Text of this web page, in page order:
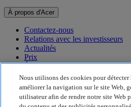
À propos d'Acer
Contactez-nous
Relations avec les investisseurs
Actualités
Prix
Événements
Développement durable
Développement durable
Nous utilisons des cookies pour détecter
améliorer la navigation sur le site Web,
utilisateur afin de rendre notre site Web